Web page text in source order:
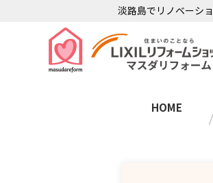
淡路島でリノベーシ
HOME